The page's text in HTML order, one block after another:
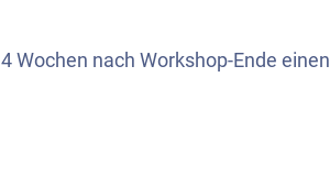
Wochen nach Workshop-Ende einen